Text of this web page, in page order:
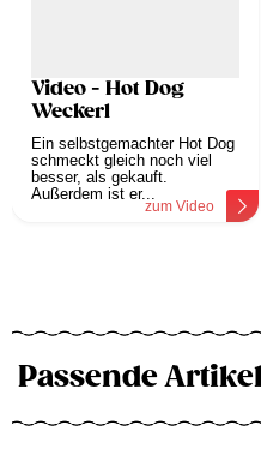
Video - Hot Dog
Weckerl
Ein selbstgemachter Hot Dog
schmeckt gleich noch viel
besser, als gekauft.
Außerdem ist er...
zum Video
Passende